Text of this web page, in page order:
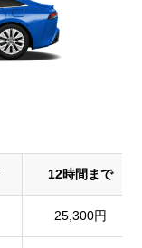
12時間まで
25,300円